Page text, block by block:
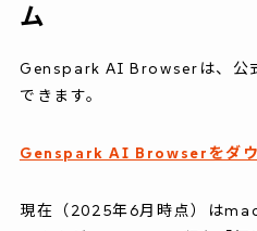
ム
Genspark AI Browserは、公
できます。
Genspark AI Browserをダウ
現在（2025年6月時点）は